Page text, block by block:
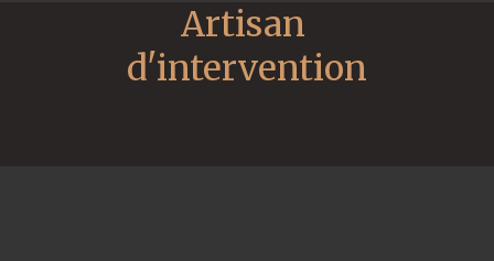
Artisan
d'intervention